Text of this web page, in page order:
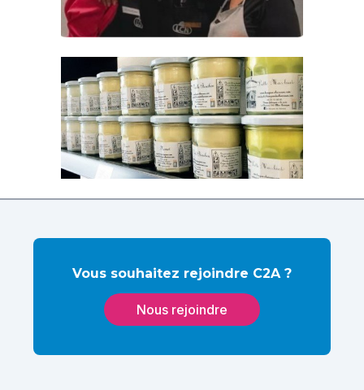
Vous souhaitez rejoindre C2A ?
Nous rejoindre